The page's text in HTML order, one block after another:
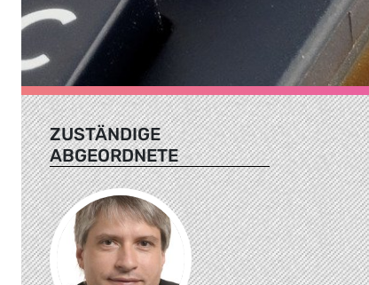
ZUSTÄNDIGE
ABGEORDNETE